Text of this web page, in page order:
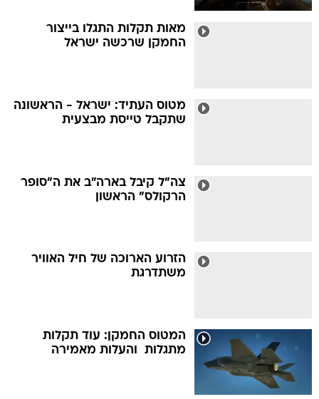
מאות תקלות התגלו בייצור
החמקן שרכשה ישראל
מטוס העתיד: ישראל - הראשונה
שתקבל טייסת מבצעית
צה"ל קיבל בארה"ב את ה"סופר
הרקולס" הראשון
הזרוע הארוכה של חיל האוויר
משתדרגת
המטוס החמקן: עוד תקלות
מתגלות  והעלות מאמירה